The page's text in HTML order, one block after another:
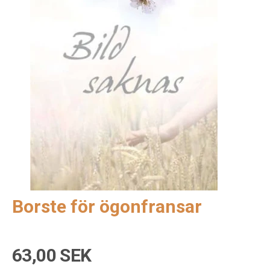
Borste för ögonfransar
63,00 SEK